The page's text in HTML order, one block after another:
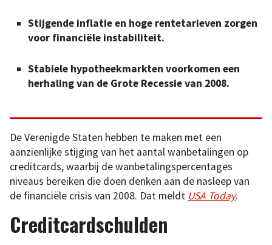
Stijgende inflatie en hoge rentetarieven zorgen
voor financiële instabiliteit.
Stabiele hypotheekmarkten voorkomen een
herhaling van de Grote Recessie van 2008.
De Verenigde Staten hebben te maken met een
aanzienlijke stijging van het aantal wanbetalingen op
creditcards, waarbij de wanbetalingspercentages
niveaus bereiken die doen denken aan de nasleep van
de financiële crisis van 2008. Dat meldt USA Today.
Creditcardschulden